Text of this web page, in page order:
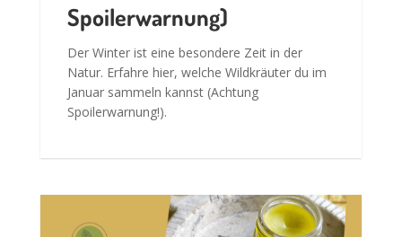
Spoilerwarnung)
Der Winter ist eine besondere Zeit in der
Natur. Erfahre hier, welche Wildkräuter du im
Januar sammeln kannst (Achtung
Spoilerwarnung!).